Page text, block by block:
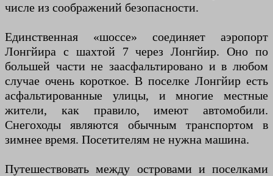
числе из соображений безопасности.
Единственная «шоссе» соединяет аэропорт
Лонгйира с шахтой 7 через Лонгйир. Оно по
большей части не заасфальтировано и в любом
случае очень короткое. В поселке Лонгйир есть
асфальтированные улицы, и многие местные
жители, как правило, имеют автомобили.
Снегоходы являются обычным транспортом в
зимнее время. Посетителям не нужна машина.
Путешествовать между островами и поселками